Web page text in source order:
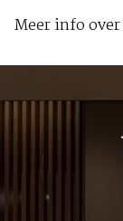
Meer info